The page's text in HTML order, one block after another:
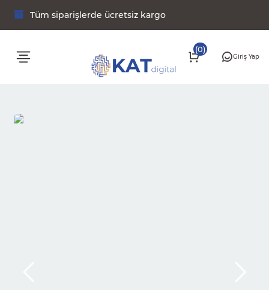
Tüm siparişlerde ücretsiz kargo
(0)
Giriş Yap